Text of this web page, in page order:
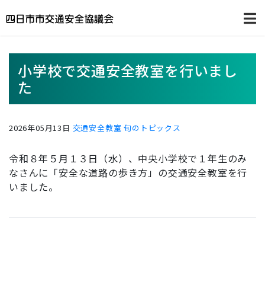
小学校で交通安全教室を行いまし
た
2026年05月13日 交通安全教室 旬のトピックス
令和８年５月１３日（水）、中央小学校で１年生のみ
なさんに「安全な道路の歩き方」の交通安全教室を行
いました。